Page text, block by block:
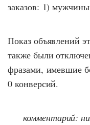
заказов: 1)
Показ объявлений
также были
фразами, имевшие
0 конверсий.
комментарий: